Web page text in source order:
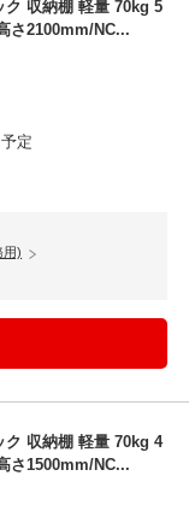
ク 収納棚 軽量 70kg 5
さ2100mm/NC...
定
用)
ク 収納棚 軽量 70kg 4
さ1500mm/NC...